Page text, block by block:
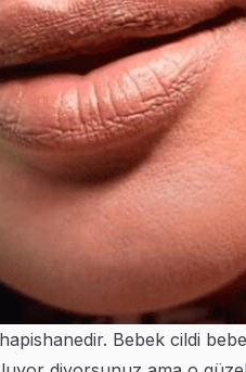
Bebek cildi